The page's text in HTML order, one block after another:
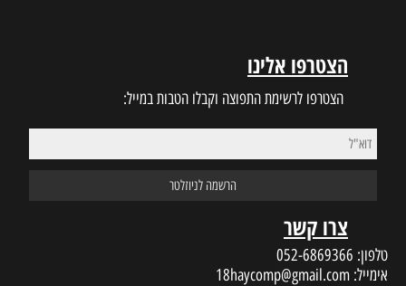
הצטרפו אלינו
הצטרפו לרשימת התפוצה וקבלו הטבות במייל:
צרו קשר
טלפון: 052-6869366
אימייל: 18haycomp@gmail.com